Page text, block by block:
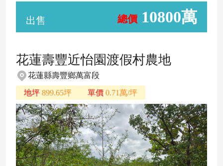
出售 總價 10800萬
花蓮壽豐近怡園渡假村農地
花蓮縣壽豐鄉萬富段
地坪 899.65坪 單價 0.71萬/坪